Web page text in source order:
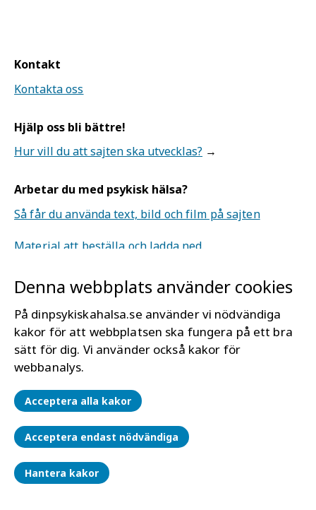
Denna webbplats använder cookies
På dinpsykiskahalsa.se använder vi nödvändiga
kakor för att webbplatsen ska fungera på ett bra
sätt för dig. Vi använder också kakor för
webbanalys.
Acceptera alla kakor
Acceptera endast nödvändiga
Hantera kakor
Kontakt
Kontakta oss
Hjälp oss bli bättre!
Hur vill du att sajten ska utvecklas?
Arbetar du med psykisk hälsa?
Så får du använda text, bild och film på sajten
Material att beställa och ladda ned.
Om webbplatsen
Mer om Din psykiska hälsa
Tillgänglighet för dinpsykiskahälsa.se
Läs mer om kakor (cookies)
Hantera kakor